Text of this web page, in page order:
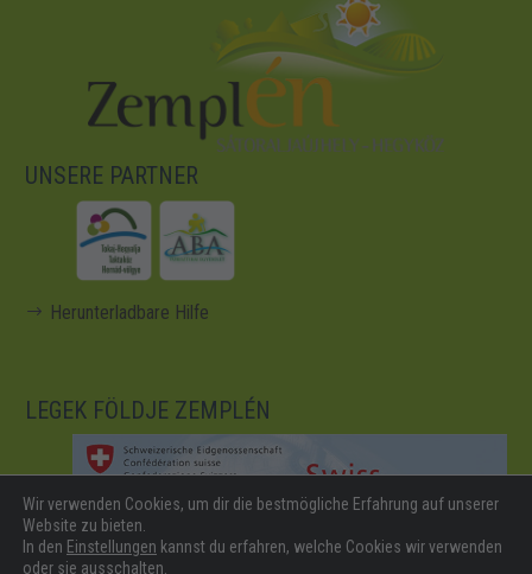
UNSERE PARTNER
Herunterladbare Hilfe
LEGEK FÖLDJE ZEMPLÉN
Wir verwenden Cookies, um dir die bestmögliche Erfahrung auf unserer
Website zu bieten.
In den Einstellungen kannst du erfahren, welche Cookies wir verwenden
oder sie ausschalten.